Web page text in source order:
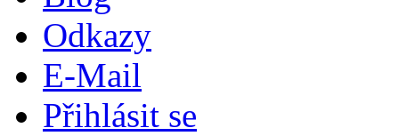
Odkazy
E-Mail
Přihlásit se